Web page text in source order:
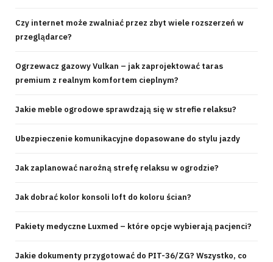
Czy internet może zwalniać przez zbyt wiele rozszerzeń w
przeglądarce?
Ogrzewacz gazowy Vulkan – jak zaprojektować taras
premium z realnym komfortem cieplnym?
Jakie meble ogrodowe sprawdzają się w strefie relaksu?
Ubezpieczenie komunikacyjne dopasowane do stylu jazdy
Jak zaplanować narożną strefę relaksu w ogrodzie?
Jak dobrać kolor konsoli loft do koloru ścian?
Pakiety medyczne Luxmed – które opcje wybierają pacjenci?
Jakie dokumenty przygotować do PIT-36/ZG? Wszystko, co